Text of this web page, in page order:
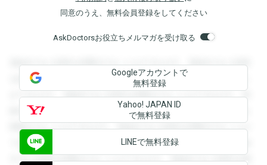
同意のうえ、無料会員登録をしてください
AskDoctorsお役立ちメルマガを受け取る
登録すると回答を閲覧することができます。登録すると回答
を閲覧することができます。登録すると回答を閲覧すること
ができます。登録すると回答を閲覧することができます。登
録すると回答を閲覧することができます。登録すると回答を
閲覧することができます。登録すると回答を閲覧することが
できます。登録すると回答を閲覧することができます。登録
すると回答を閲覧することができます。登録すると回答を閲
Googleアカウントで
無料登録
Yahoo! JAPAN ID
で無料登録
LINEで無料登録